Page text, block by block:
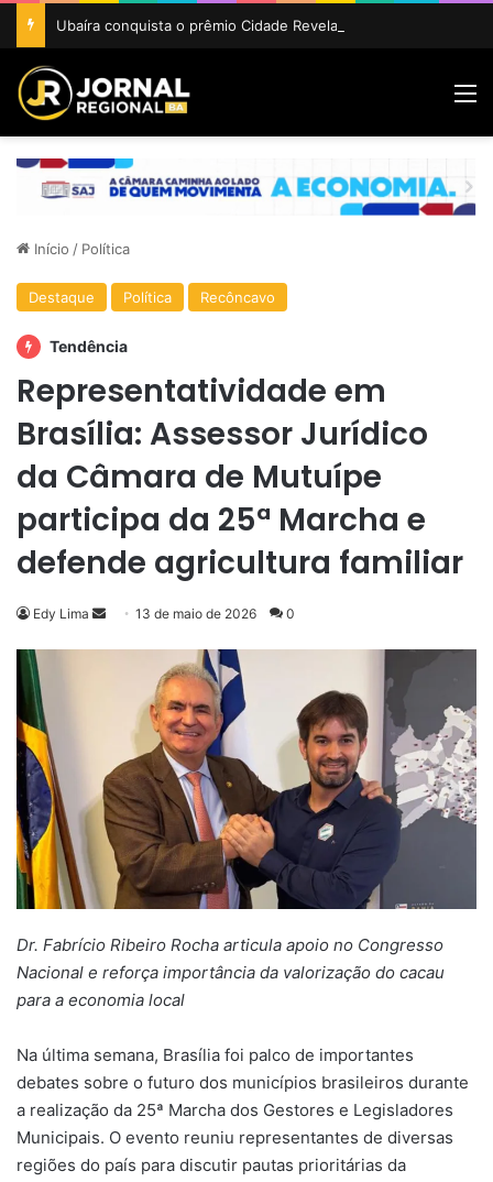
Início / Política
Destaque Política Recôncavo
Tendência
Representatividade em
Brasília: Assessor Jurídico
da Câmara de Mutuípe
participa da 25ª Marcha e
defende agricultura familiar
Edy Lima
Mande13 de maio de 2026 0
Dr. Fabrício Ribeiro Rocha articula apoio no Congresso
Nacional e reforça importância da valorização do cacau
para a economia local
Na última semana, Brasília foi palco de importantes
debates sobre o futuro dos municípios brasileiros durante
a realização da 25ª Marcha dos Gestores e Legisladores
Municipais. O evento reuniu representantes de diversas
regiões do país para discutir pautas prioritárias da